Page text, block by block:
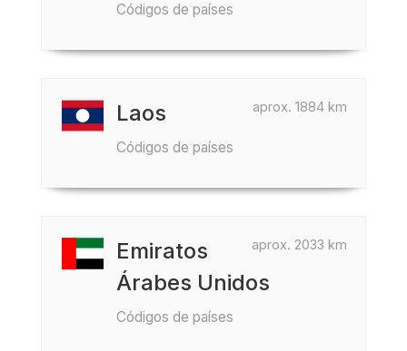
Códigos de países
aprox. 1884 km
Laos
Códigos de países
aprox. 2033 km
Emiratos
Árabes Unidos
Códigos de países